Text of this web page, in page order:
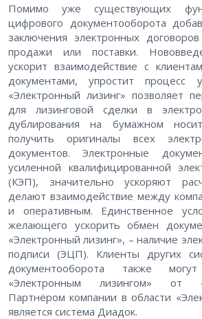
Помимо уже существующих
цифрового документооборота
заключения электронных
продажи или поставки.
ускорит взаимодействие с
документами, упростит процесс
«Электронный лизинг» позволяет
для лизинговой сделки в
дублирования на бумажном
получить оригиналы всех
документов. Электронные
усиленной квалифицированной
(КЭП), значительно ускоряют
делают взаимодействие между
и оперативным. Единственное
желающего ускорить обмен
«Электронный лизинг», – наличие
подписи (ЭЦП). Клиенты других
документооборота также могут
«Электронным лизингом» от
Партнёром компании в области
является система Диадок.